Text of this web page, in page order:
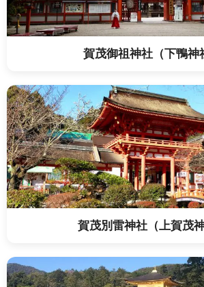
賀茂御祖神社（下鴨神
賀茂別雷神社（上賀茂神